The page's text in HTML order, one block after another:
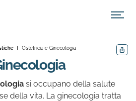
Apri
Ostetricia e Ginecologia
si occupano della salute
della vita. La ginecologia tratta